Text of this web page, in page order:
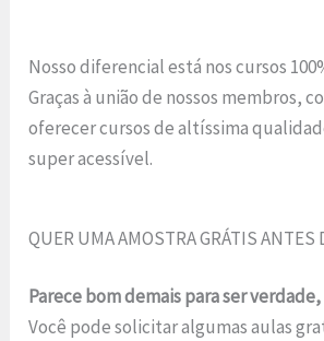
Nosso diferencial está nos cursos
Graças à união de nossos membros,
oferecer cursos de altíssima
super acessível.
QUER UMA AMOSTRA GRÁTIS ANTES
Parece bom demais para ser verdade,
Você pode solicitar algumas aulas